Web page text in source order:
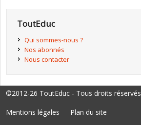
ToutEduc
Qui sommes-nous ?
Nos abonnés
Nous contacter
©2012-26 ToutEduc - Tous droits réservés
Mentions légales Plan du site